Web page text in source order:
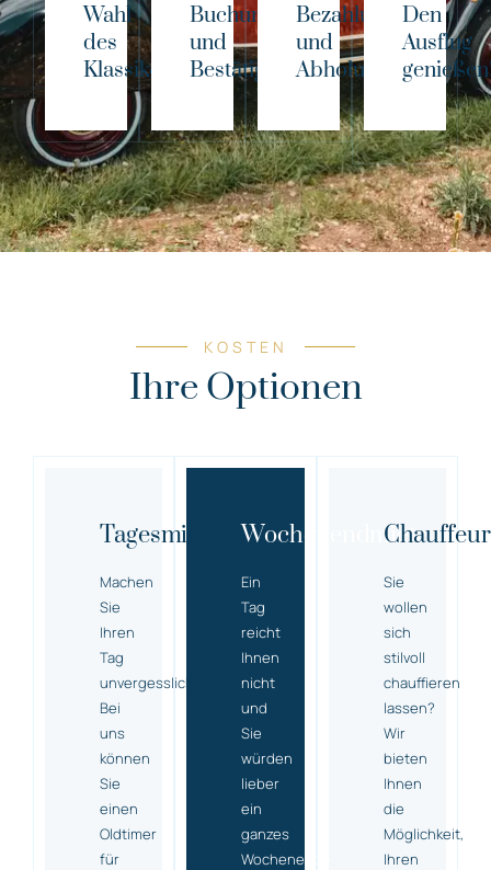
Wahl
des
Klassikers!
Buchung
und
Bestätigung
Bezahlung
und
Abholung
Den
Ausflug
KOSTEN
Ihre Optionen
Tagesmiete
Machen
Sie
Ihren
Tag
unvergesslich!
Bei
uns
können
Sie
einen
Oldtimer
für
Wochenendmiete
Ein
Tag
reicht
Ihnen
nicht
und
Sie
würden
lieber
ein
ganzes
Wochenende
Sie
wollen
sich
stilvoll
chauffieren
lassen?
Wir
bieten
Ihnen
die
Möglichkeit,
Ihren